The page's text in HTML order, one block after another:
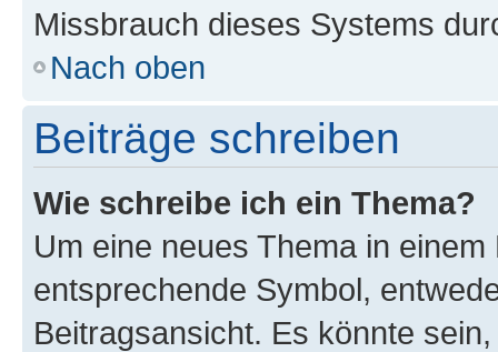
Missbrauch dieses Systems
Nach oben
Beiträge schreiben
Wie schreibe ich ein Thema?
Um eine neues Thema in
entsprechende Symbol,
Beitragsansicht. Es könnte